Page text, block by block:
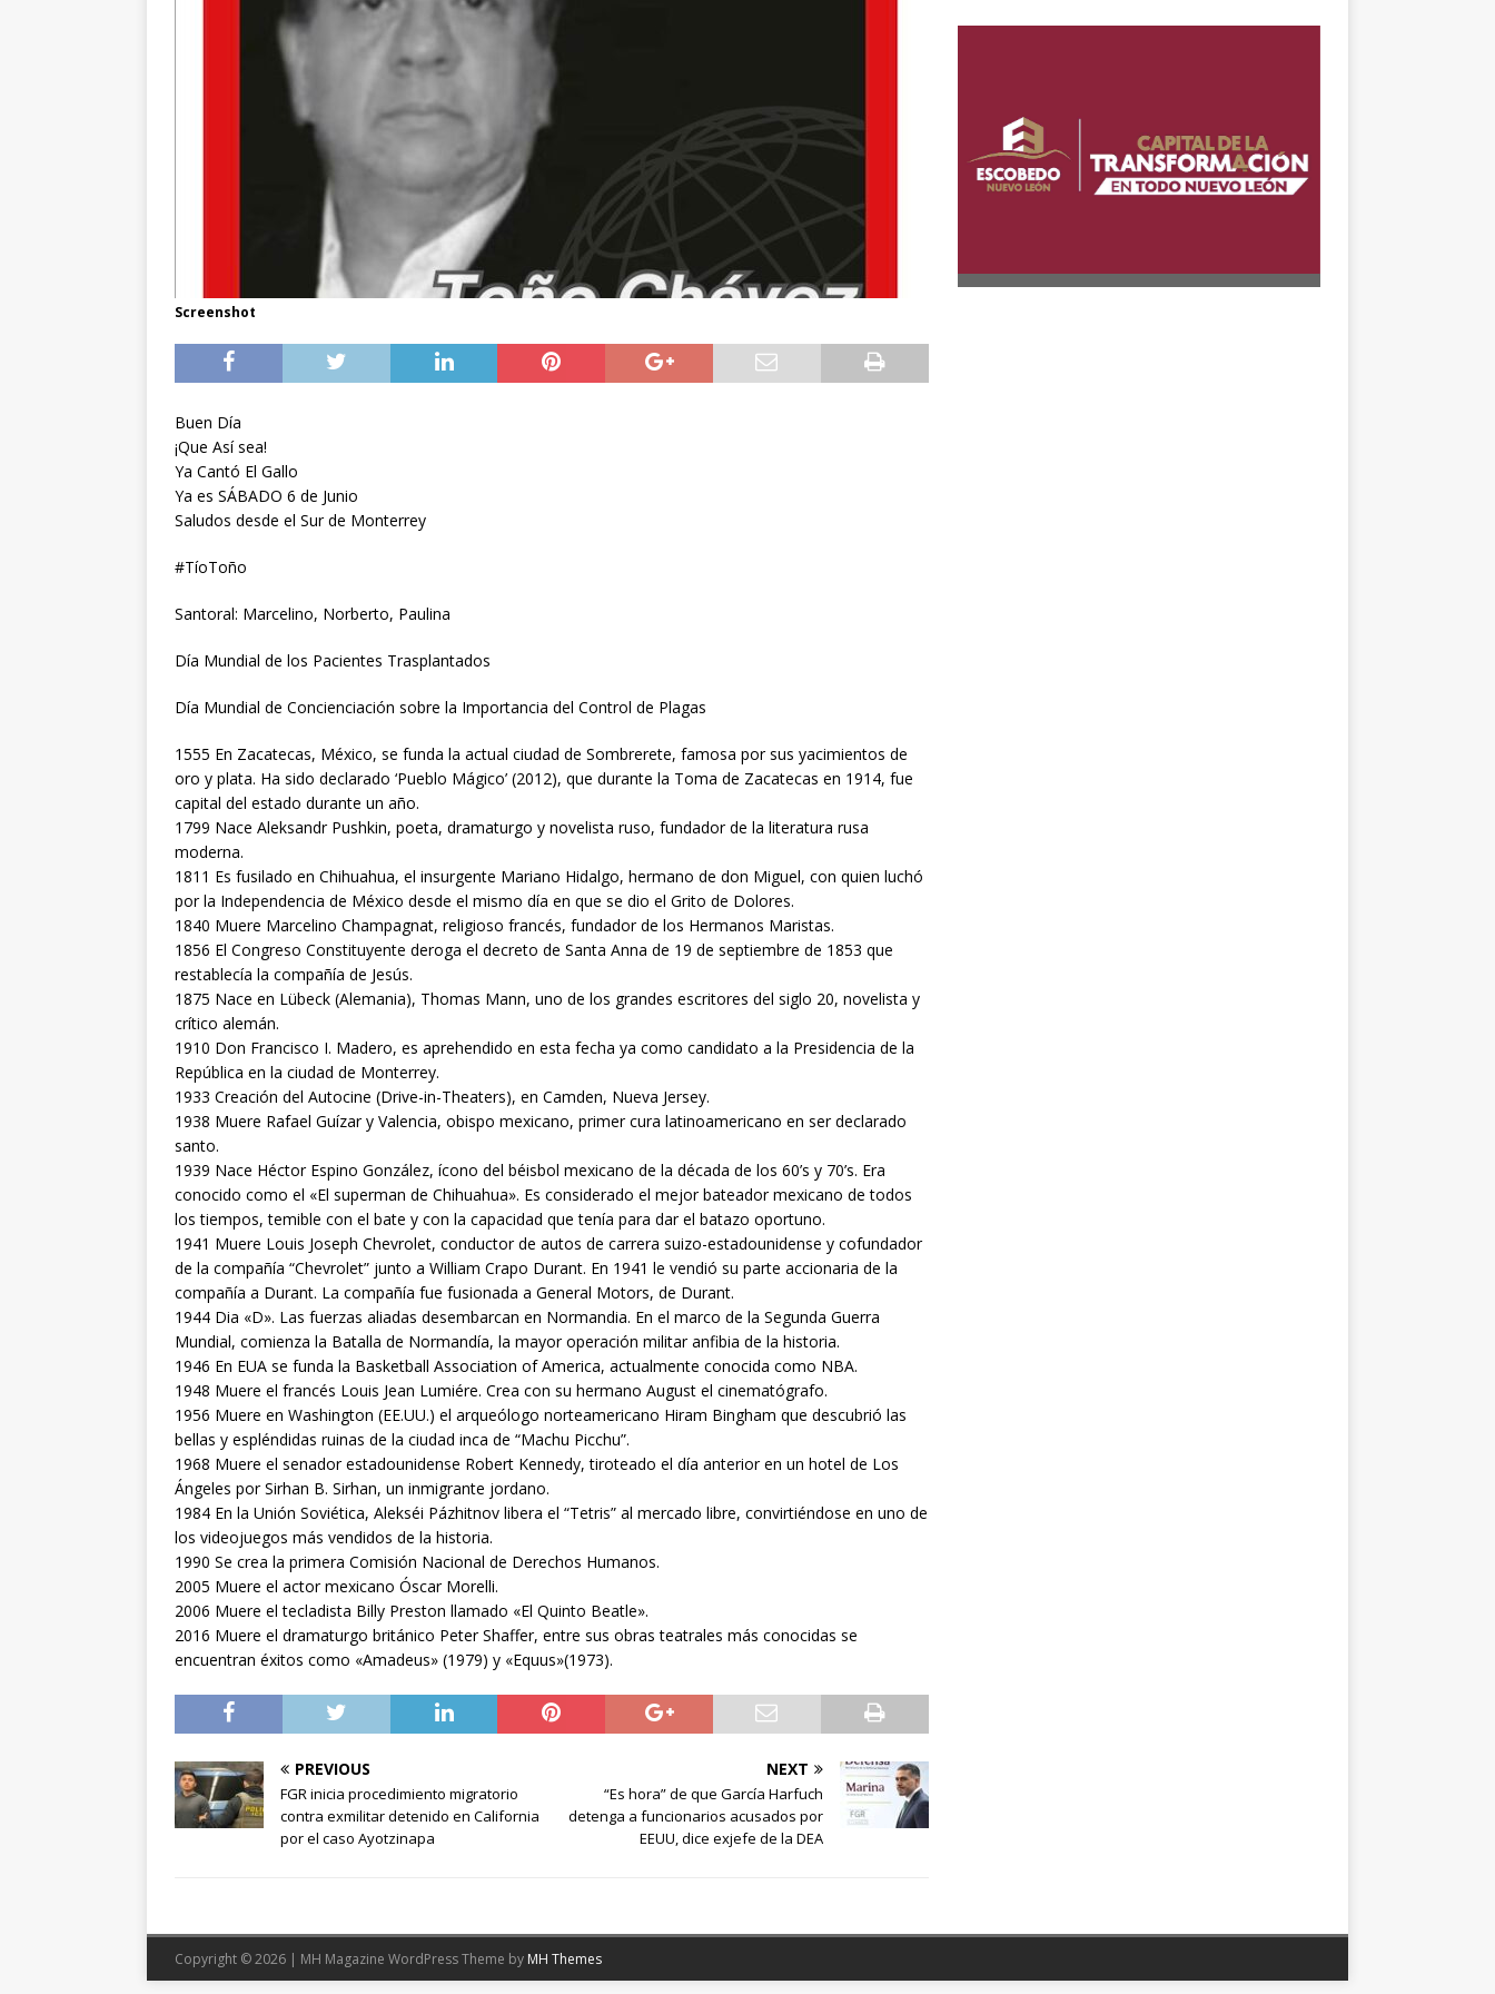
Screenshot
Buen Día
¡Que Así sea!
Ya Cantó El Gallo
Ya es SÁBADO 6 de Junio
Saludos desde el Sur de Monterrey
#TíoToño
Santoral: Marcelino, Norberto, Paulina
Día Mundial de los Pacientes Trasplantados
Día Mundial de Concienciación sobre la Importancia del Control de Plagas
1555 En Zacatecas, México, se funda la actual ciudad de Sombrerete, famosa por sus yacimientos de
oro y plata. Ha sido declarado ‘Pueblo Mágico’ (2012), que durante la Toma de Zacatecas en 1914, fue
capital del estado durante un año.
1799 Nace Aleksandr Pushkin, poeta, dramaturgo y novelista ruso, fundador de la literatura rusa
moderna.
1811 Es fusilado en Chihuahua, el insurgente Mariano Hidalgo, hermano de don Miguel, con quien luchó
por la Independencia de México desde el mismo día en que se dio el Grito de Dolores.
1840 Muere Marcelino Champagnat, religioso francés, fundador de los Hermanos Maristas.
1856 El Congreso Constituyente deroga el decreto de Santa Anna de 19 de septiembre de 1853 que
restablecía la compañía de Jesús.
1875 Nace en Lübeck (Alemania), Thomas Mann, uno de los grandes escritores del siglo 20, novelista y
crítico alemán.
1910 Don Francisco I. Madero, es aprehendido en esta fecha ya como candidato a la Presidencia de la
República en la ciudad de Monterrey.
1933 Creación del Autocine (Drive-in-Theaters), en Camden, Nueva Jersey.
1938 Muere Rafael Guízar y Valencia, obispo mexicano, primer cura latinoamericano en ser declarado
santo.
1939 Nace Héctor Espino González, ícono del béisbol mexicano de la década de los 60’s y 70’s. Era
conocido como el «El superman de Chihuahua». Es considerado el mejor bateador mexicano de todos
los tiempos, temible con el bate y con la capacidad que tenía para dar el batazo oportuno.
1941 Muere Louis Joseph Chevrolet, conductor de autos de carrera suizo-estadounidense y cofundador
de la compañía “Chevrolet” junto a William Crapo Durant. En 1941 le vendió su parte accionaria de la
compañía a Durant. La compañía fue fusionada a General Motors, de Durant.
1944 Dia «D». Las fuerzas aliadas desembarcan en Normandia. En el marco de la Segunda Guerra
Mundial, comienza la Batalla de Normandía, la mayor operación militar anfibia de la historia.
1946 En EUA se funda la Basketball Association of America, actualmente conocida como NBA.
1948 Muere el francés Louis Jean Lumiére. Crea con su hermano August el cinematógrafo.
1956 Muere en Washington (EE.UU.) el arqueólogo norteamericano Hiram Bingham que descubrió las
bellas y espléndidas ruinas de la ciudad inca de “Machu Picchu”.
1968 Muere el senador estadounidense Robert Kennedy, tiroteado el día anterior en un hotel de Los
Ángeles por Sirhan B. Sirhan, un inmigrante jordano.
1984 En la Unión Soviética, Alekséi Pázhitnov libera el “Tetris” al mercado libre, convirtiéndose en uno de
los videojuegos más vendidos de la historia.
1990 Se crea la primera Comisión Nacional de Derechos Humanos.
2005 Muere el actor mexicano Óscar Morelli.
2006 Muere el tecladista Billy Preston llamado «El Quinto Beatle».
2016 Muere el dramaturgo británico Peter Shaffer, entre sus obras teatrales más conocidas se
encuentran éxitos como «Amadeus» (1979) y «Equus»(1973).
PREVIOUS
FGR inicia procedimiento migratorio
contra exmilitar detenido en California
por el caso Ayotzinapa
NEXT
“Es hora” de que García Harfuch
detenga a funcionarios acusados por
EEUU, dice exjefe de la DEA
Copyright © 2026 | MH Magazine WordPress Theme by MH Themes